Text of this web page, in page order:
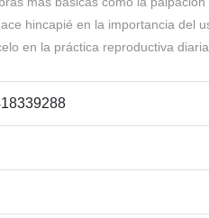
hincapié en la importancia del
en la práctica reproductiva diaria.